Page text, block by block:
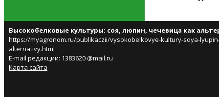
Высокобелковые культуры: соя, люпин, чечевица как
https://myagronom.ru/publikaczii/vysokobelkovye-kultury-soya-
alternativy.html
E-mail редакции: 1383620 @mail.ru
Карта сайта